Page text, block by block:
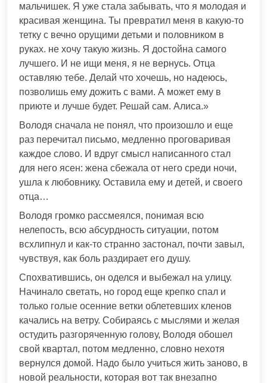
мальчишек. Я уже стала забывать, что я молодая и
красивая женщина. Ты превратил меня в какую-то
тетку с вечно орущими детьми и половником в
руках. не хочу такую жизнь. Я достойна самого
лучшего. И не ищи меня, я не вернусь. Отца
оставляю тебе. Делай что хочешь, но надеюсь,
позволишь ему дожить с вами. А может ему в
приюте и лучше будет. Решай сам. Алиса.»
Володя сначала не понял, что произошло и еще
раз перечитал письмо, медленно проговаривая
каждое слово. И вдруг смысл написанного стал
для него ясен: жена сбежала от него среди ночи,
ушла к любовнику. Оставила ему и детей, и своего
отца…
Володя громко рассмеялся, понимая всю
нелепость, всю абсурдность ситуации, потом
всхлипнул и как-то странно застонал, почти завыл,
чувствуя, как боль раздирает его душу.
Спохватившись, он оделся и выбежал на улицу.
Начинало светать, но город еще крепко спал и
только голые осенние ветки облетевших кленов
качались на ветру. Собираясь с мыслями и желая
остудить разгоряченную голову, Володя обошел
свой квартал, потом медленно, словно нехотя
вернулся домой. Надо было учиться жить заново, в
новой реальности, которая вот так внезапно